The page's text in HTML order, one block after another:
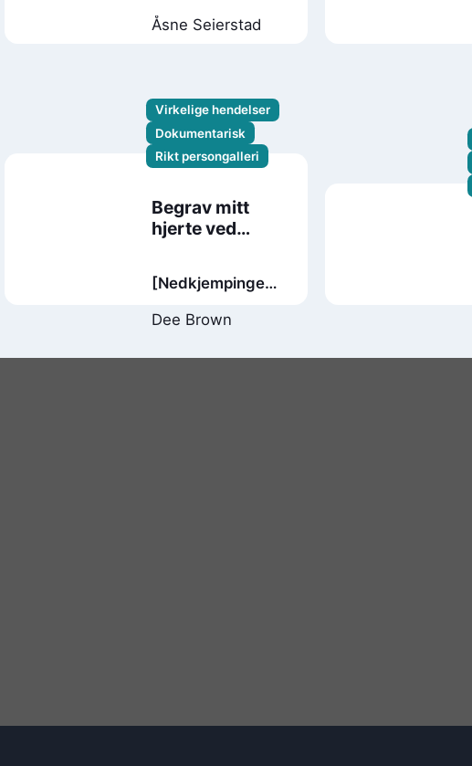
Åsne Seierstad
Virkelige hendelser
Dokumentarisk
Rikt persongalleri
Begrav mitt
hjerte ved
[Nedkjempingen
amerikanske
Dee Brown